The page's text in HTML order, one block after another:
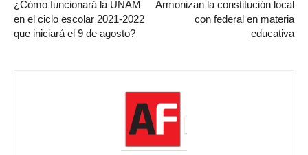
¿Cómo funcionará la UNAM
en el ciclo escolar 2021-2022
que iniciará el 9 de agosto?
Armonizan la constitución local
con federal en materia
educativa